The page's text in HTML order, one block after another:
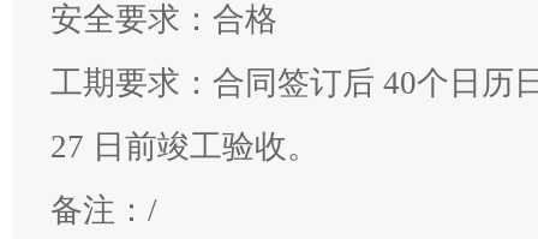
安全要求 ： 合格
工期要求 ： 合同签订后 40个日历
27 日前竣工验收。
备注： /